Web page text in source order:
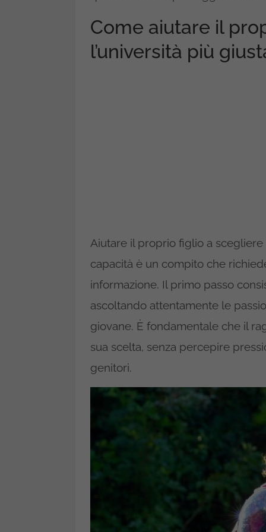
Come aiutare il
l’università più
Aiutare il proprio figlio a scegliere
capacità è un compito che
informazione. Il primo passo
ascoltando attentamente le
giovane. È fondamentale che il
sua scelta, senza percepire
genitori.